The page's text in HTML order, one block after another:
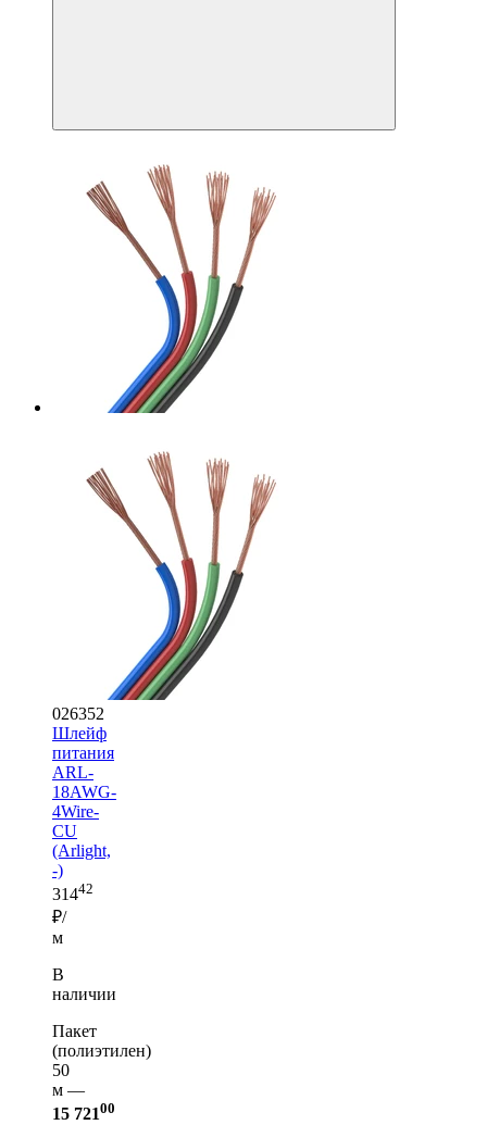
026352
Шлейф
питания
ARL-
18AWG-
4Wire-
CU
(Arlight,
-)
31442
₽/
м
В
наличии
Пакет
(полиэтилен)
50
м —
15 72100